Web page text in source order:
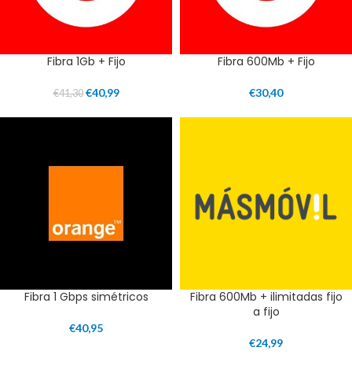
Fibra 1Gb + Fijo
€41,30 €40,99
Fibra 600Mb + Fijo
€30,40
Fibra 1 Gbps simétricos
€40,95
Fibra 600Mb + ilimitadas fijo
a fijo
€24,99